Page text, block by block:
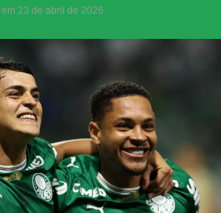
em 23 de abril de 2026